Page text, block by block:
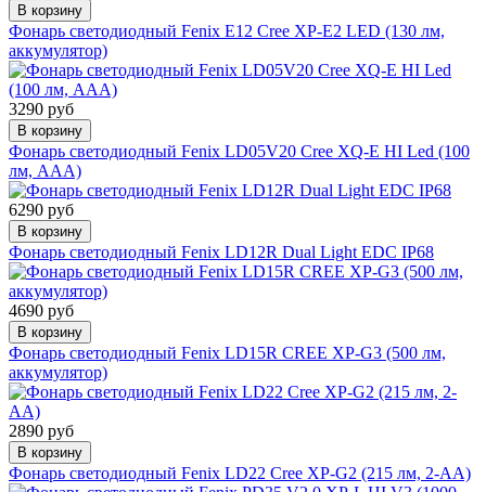
В корзину
Фонарь светодиодный Fenix E12 Cree XP-E2 LED (130 лм,
аккумулятор)
3290 руб
В корзину
Фонарь светодиодный Fenix LD05V20 Cree XQ-E HI Led (100
лм, ААА)
6290 руб
В корзину
Фонарь светодиодный Fenix LD12R Dual Light EDC IP68
4690 руб
В корзину
Фонарь светодиодный Fenix LD15R CREE XP-G3 (500 лм,
аккумулятор)
2890 руб
В корзину
Фонарь светодиодный Fenix LD22 Cree XP-G2 (215 лм, 2-АА)